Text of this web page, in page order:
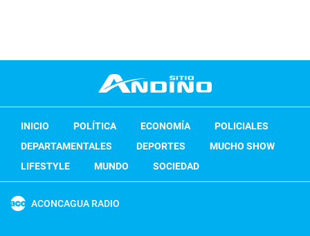
INICIO POLÍTICA ECONOMÍA
POLICIALES
DEPARTAMENTALES
DEPORTES
MUCHO SHOW
LIFESTYLE
MUNDO SOCIEDAD
ACONCAGUA RADIO